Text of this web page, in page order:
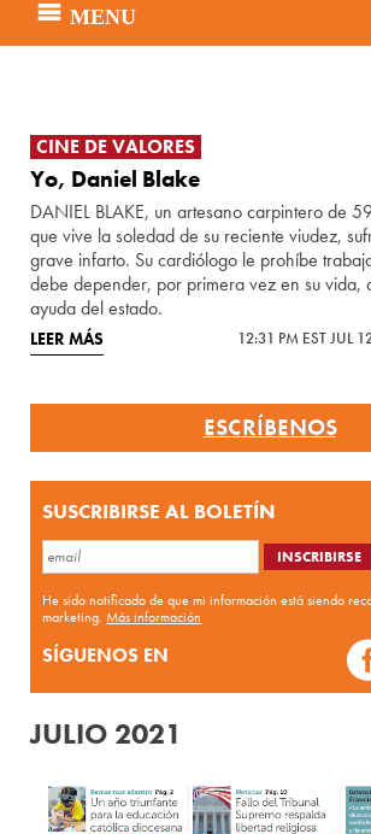
MENU
CINE DE VALORES
Yo, Daniel Blake
DANIEL BLAKE, un artesano carpintero de
que vive la soledad de su reciente viudez,
grave infarto. Su cardiólogo le prohíbe
debe depender, por primera vez en su vida,
ayuda del estado.
LEER MÁS 12:31 PM EST JUL
ESCRÍBENOS
SUSCRIBIRSE AL BOLETÍN
He sido notificado de que mi información está siendo
marketing.Más información
SÍGUENOS EN
JULIO 2021